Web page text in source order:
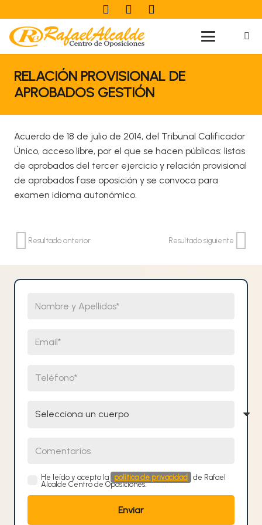
RELACIÓN PROVISIONAL DE
APROBADOS GESTIÓN
Acuerdo de 18 de julio de 2014, del Tribunal Calificador
Único, acceso libre, por el que se hacen públicas: listas
de aprobados del tercer ejercicio y relación provisional
de aprobados fase oposición y se convoca para
examen idioma autonómico.
Resultado anterior Resultado siguiente
He leído y acepto la política de privacidad
de Rafael
Alcalde Centro de Oposiciones.